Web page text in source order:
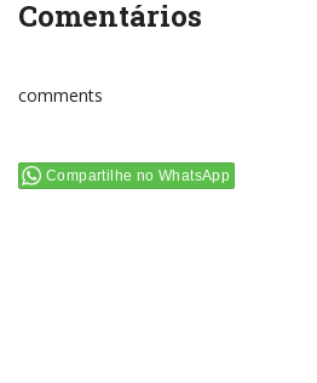
Comentários
comments
Compartilhe no WhatsApp